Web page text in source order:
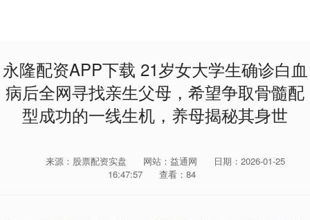
永隆配资APP下载 21岁女大学生确诊白血
病后全网寻找亲生父母，希望争取骨髓配
型成功的一线生机，养母揭秘其身世
来源：股票配资实盘 网站：益通网
日期：2026-01-25
16:47:57
查看：84